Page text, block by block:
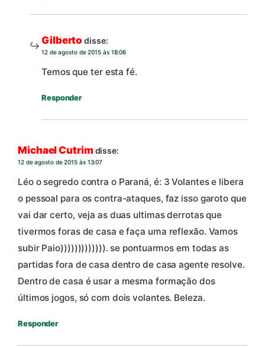
Gilberto disse:
12 de agosto de 2015 às 18:06
Temos que ter esta fé.
Responder
Michael Cutrimdisse:
12 de agosto de 2015 às 13:07
Léo o segredo contra o Paraná, é: 3 Volantes e libera
o pessoal para os contra-ataques, faz isso garoto que
vai dar certo, veja as duas ultimas derrotas que
tivermos foras de casa e faça uma reflexão. Vamos
subir Paio))))))))))))). se pontuarmos em todas as
partidas fora de casa dentro de casa agente resolve.
Dentro de casa é usar a mesma formação dos
últimos jogos, só com dois volantes. Beleza.
Responder